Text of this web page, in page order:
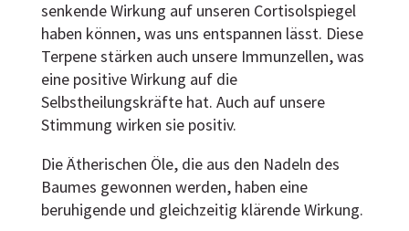
senkende Wirkung auf unseren Cortisolspiegel
haben können, was uns entspannen lässt. Diese
Terpene stärken auch unsere Immunzellen, was
eine positive Wirkung auf die
Selbstheilungskräfte hat. Auch auf unsere
Stimmung wirken sie positiv.
Die Ätherischen Öle, die aus den Nadeln des
Baumes gewonnen werden, haben eine
beruhigende und gleichzeitig klärende Wirkung.